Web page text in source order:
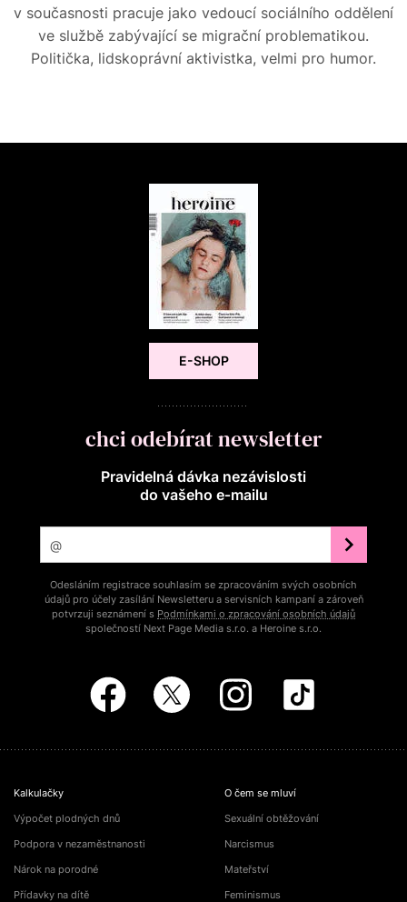
v současnosti pracuje jako vedoucí sociálního oddělení
ve službě zabývající se migrační problematikou.
Politička, lidskoprávní aktivistka, velmi pro humor.
E-SHOP
chci odebírat newsletter
Pravidelná dávka nezávislosti
do vašeho e‑mailu
Odesláním registrace souhlasím se zpracováním svých osobních
údajů pro účely zasílání Newsletteru a servisních kampaní a zároveň
potvrzuji seznámení s Podmínkami o zpracování osobních údajů
společností Next Page Media s.r.o. a Heroine s.r.o.
Kalkulačky
Výpočet plodných dnů
Podpora v nezaměstnanosti
Nárok na porodné
Přídavky na dítě
O čem se mluví
Sexuální obtěžování
Narcismus
Mateřství
Feminismus